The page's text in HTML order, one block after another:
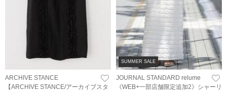
ARCHIVE STANCE
【ARCHIVE STANCE/アーカイブスタ
SUMMER SALE
JOURNAL STANDARD relume
《WEB+一部店舗限定追加2》シャーリ